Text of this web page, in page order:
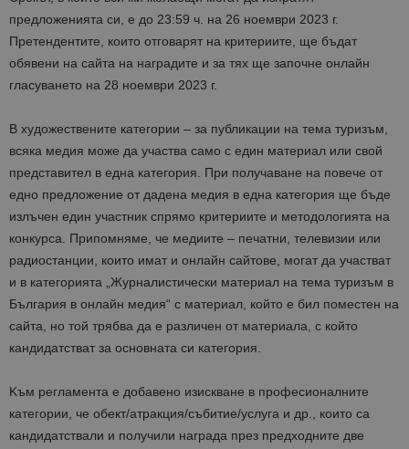
предложенията си, е до 23:59 ч. на 26 ноември 2023 г.
Претендентите, които отговарят на критериите, ще бъдат
обявени на сайта на наградите и за тях ще започне онлайн
гласуването на 28 ноември 2023 г.
В художествените категории – за публикации на тема туризъм,
всяка медия може да участва само с един материал или свой
представител в една категория. При получаване на повече от
едно предложение от дадена медия в една категория ще бъде
излъчен един участник спрямо критериите и методологията на
конкурса. Припомняме, че медиите – печатни, телевизии или
радиостанции, които имат и онлайн сайтове, могат да участват
и в категорията „Журналистически материал на тема туризъм в
България в онлайн медия“ с материал, който е бил поместен на
сайта, но той трябва да е различен от материала, с който
кандидатстват за основната си категория.
Kъм регламента е добавено изискване в професионалните
категории, че обект/атракция/събитие/услуга и др., които са
кандидатствали и получили награда през предходните две